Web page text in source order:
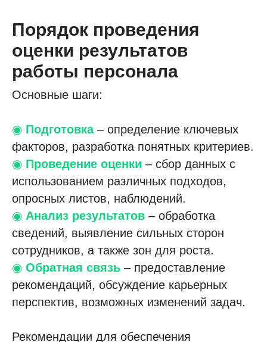
Порядок проведения
оценки результатов
работы персонала
Основные шаги:
◉ Подготовка– определение ключевых
факторов, разработка понятных критериев.
◉ Проведение оценки – сбор данных с
использованием различных подходов,
опросных листов, наблюдений.
◉ Анализ результатов – обработка
сведений, выявление сильных сторон
сотрудников, а также зон для роста.
◉ Обратная связь – предоставление
рекомендаций, обсуждение карьерных
перспектив, возможных изменений задач.
Рекомендации для обеспечения